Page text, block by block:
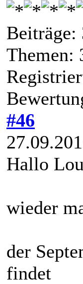
Beiträge:
Themen:
#46
Hallo
wieder
der
findet